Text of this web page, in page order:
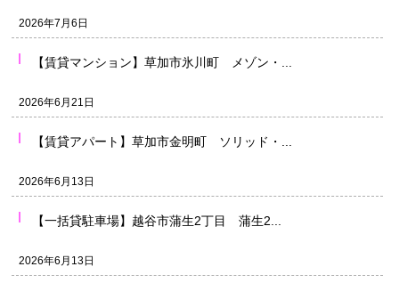
2026年7月6日
【賃貸マンション】草加市氷川町 メゾン・...
2026年6月21日
【賃貸アパート】草加市金明町 ソリッド・...
2026年6月13日
【一括貸駐車場】越谷市蒲生2丁目 蒲生2...
2026年6月13日